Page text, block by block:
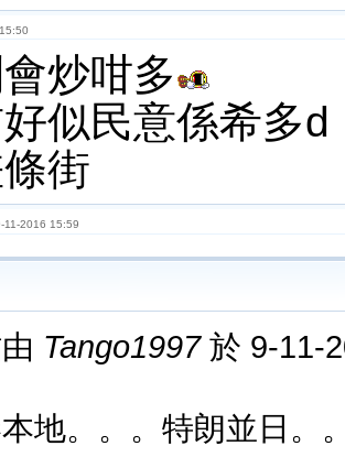
炒咁多
似民意係希多d
街
11-2016 15:59
Tango1997於 9-11-
地。。。特朗並日。